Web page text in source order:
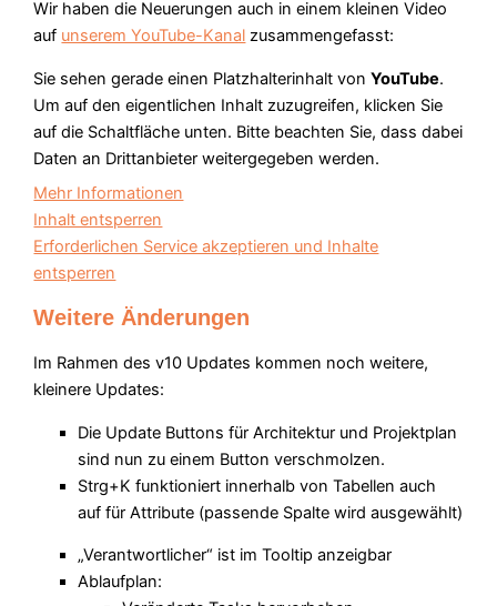
Wir haben die Neuerungen auch in einem kleinen Video
auf unserem YouTube-Kanal zusammengefasst:
Sie sehen gerade einen Platzhalterinhalt vonYouTube.
Um auf den eigentlichen Inhalt zuzugreifen, klicken Sie
auf die Schaltfläche unten. Bitte beachten Sie, dass dabei
Daten an Drittanbieter weitergegeben werden.
Mehr Informationen
Inhalt entsperren
Erforderlichen Service akzeptieren und Inhalte
entsperren
Weitere Änderungen
Im Rahmen des v10 Updates kommen noch weitere,
kleinere Updates:
Die Update Buttons für Architektur und Projektplan
sind nun zu einem Button verschmolzen.
Strg+K funktioniert innerhalb von Tabellen auch
auf für Attribute (passende Spalte wird ausgewählt)
„Verantwortlicher“ ist im Tooltip anzeigbar
Ablaufplan: